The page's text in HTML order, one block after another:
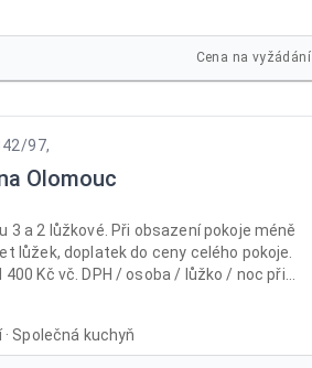
Na pokojích je povlečení, ručníky a
Cena na vyžádání
97,
Olomouc
3 a 2 lůžkové. Při obsazení pokoje méně
lůžek, doplatek do ceny celého pokoje.
400 Kč vč. DPH / osoba / lůžko / noc při
/ noc 15 - 30 nocí 450 Kč / osoba / lůžko
· Společná kuchyň